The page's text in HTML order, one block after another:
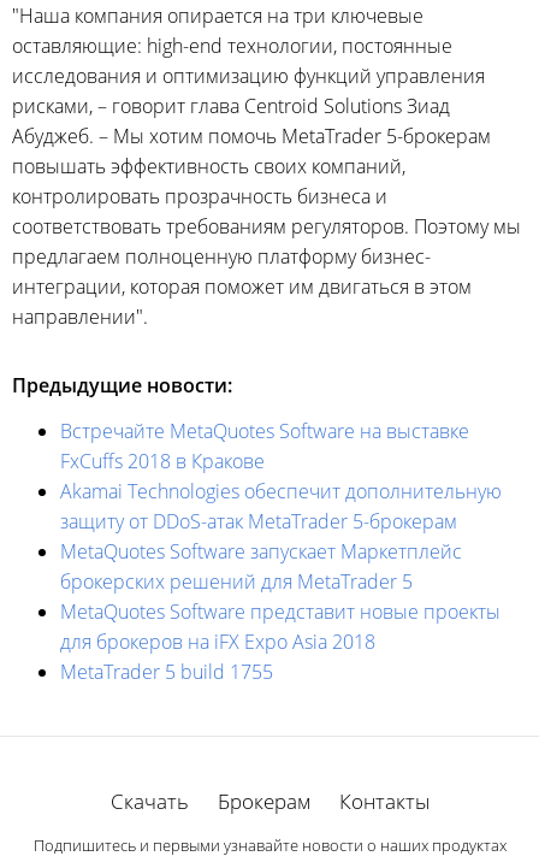
"Наша компания опирается на три ключевые
оставляющие: high-end технологии, постоянные
исследования и оптимизацию функций управления
рисками, – говорит глава Centroid Solutions Зиад
Абуджеб. – Мы хотим помочь MetaTrader 5-брокерам
повышать эффективность своих компаний,
контролировать прозрачность бизнеса и
соответствовать требованиям регуляторов. Поэтому мы
предлагаем полноценную платформу бизнес-
интеграции, которая поможет им двигаться в этом
направлении".
Предыдущие новости:
Встречайте MetaQuotes Software на выставке
FxCuffs 2018 в Кракове
Akamai Technologies обеспечит дополнительную
защиту от DDoS-атак MetaTrader 5-брокерам
MetaQuotes Software запускает Маркетплейс
брокерских решений для MetaTrader 5
MetaQuotes Software представит новые проекты
для брокеров на iFX Expo Asia 2018
MetaTrader 5 build 1755
Скачать Брокерам Контакты
Подпишитесь и первыми узнавайте новости о наших продуктах